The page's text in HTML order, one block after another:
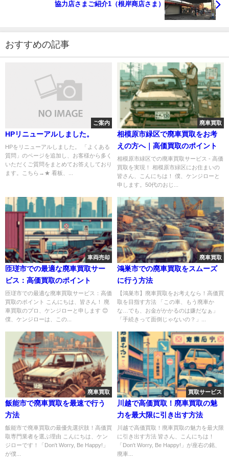
協力店さまご紹介1（根岸商店さま）
おすすめの記事
ご案内
HPリニューアルしました。
HPをリニューアルしました。 「よくある
質問」のページを追加し、お客様から多く
いただくご質問をまとめてお答えしており
ます。こちら→★ 看板、...
廃車買取
相模原市緑区で廃車買取をお考
えの方へ｜高価買取のポイント
相模原市緑区での廃車買取サービス - 高価
買取を実現！ 相模原市緑区にお住まいの
皆さん、こんにちは！ 僕、ケンジローと
申します。50代のおじ...
車両売却
匝瑳市での最適な廃車買取サー
ビス：高価買取のポイント
匝瑳市での最適な廃車買取サービス：高価
買取のポイント こんにちは、皆さん！ 廃
車買取のプロ、ケンジローと申します 😊
僕、ケンジローは、この...
廃車買取
鴻巣市での廃車買取をスムーズ
に行う方法
【鴻巣市】廃車買取をお考えなら！高価買
取を目指す方法 「この車、もう廃車か
な…でも、お金がかかるのは嫌だなぁ」
「手続きって面倒じゃないの？」...
廃車買取
飯能市で廃車買取を最速で行う
方法
飯能市で廃車買取の最優先選択肢！高価買
取専門業者を選ぶ理由 こんにちは、ケン
ジローです！「Don't Worry, Be Happy!」
が僕...
買取サービス
川越で高価買取！廃車買取の魅
力を最大限に引き出す方法
川越で高価買取！廃車買取の魅力を最大限
に引き出す方法 皆さん、こんにちは！
「Don't Worry, Be Happy!」が座右の銘、
廃車...